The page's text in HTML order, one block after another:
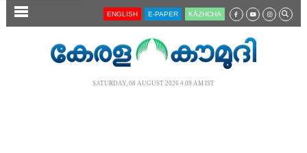
SECTIONS ENGLISH E-PAPER KĀZHCHA
SATURDAY, 08 AUGUST 2026 4.09 AM IST